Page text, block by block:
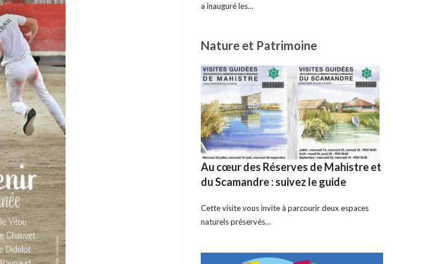
a inauguré les…
Nature et Patrimoine
Au cœur des Réserves de Mahistre et
du Scamandre : suivez le guide
Cette visite vous invite à parcourir deux espaces
naturels préservés…